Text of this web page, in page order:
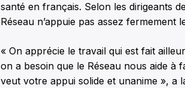
santé en français. Selon les dirigeants
Réseau n’appuie pas assez
« On apprécie le travail qui est fait
on a besoin que le Réseau nous aide à
veut votre appui solide et unanime », a